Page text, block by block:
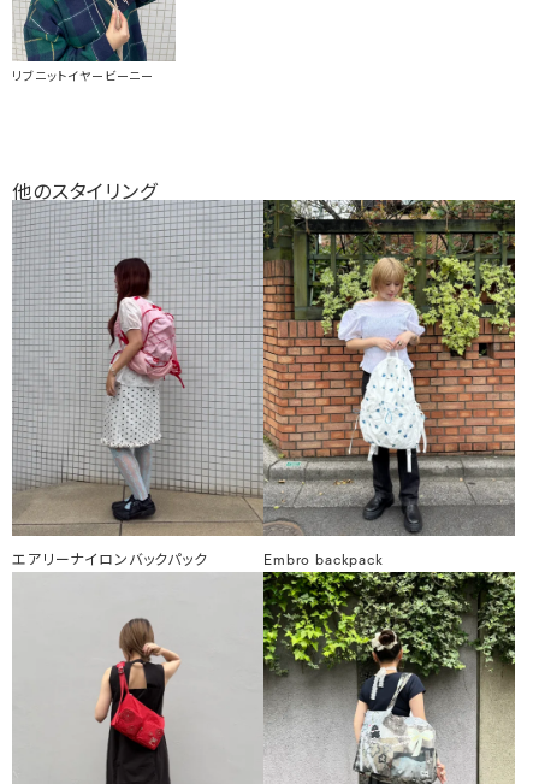
リブニットイヤービーニー
他のスタイリング
エアリーナイロンバックパック Embro backpack